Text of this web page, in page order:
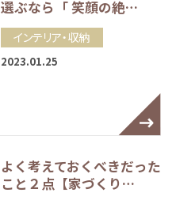
選ぶなら「 笑顔の絶…
インテリア・収納
2023.01.25
よく考えておくべきだった
こと２点【家づくり…